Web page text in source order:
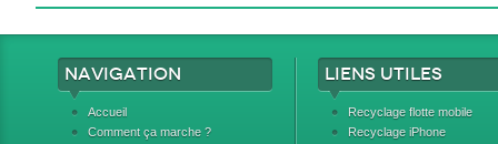
Navigation
Accueil
Comment ça marche ?
Liens utiles
Recyclage flotte mobile
Recyclage iPhone